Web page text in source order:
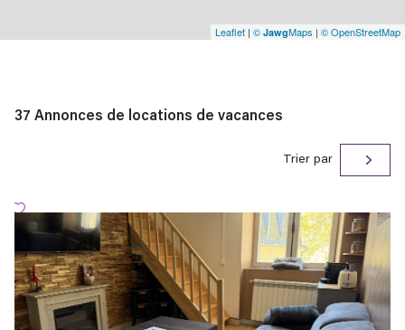
Leaflet | © JawgMaps | © OpenStreetMap
37 Annonces de locations de vacances
Trier par